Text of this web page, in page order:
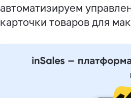
автоматизируем
карточки товаров для